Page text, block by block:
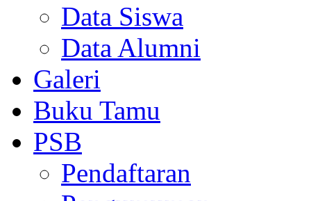
Data Siswa
Data Alumni
Galeri
Buku Tamu
PSB
Pendaftaran